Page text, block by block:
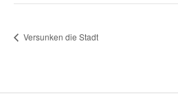
Versunken die Stadt